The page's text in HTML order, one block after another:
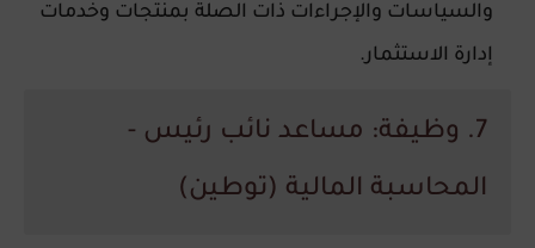
والسياسات والإجراءات ذات الصلة بمنتجات وخدمات
إدارة الاستثمار.
7. وظيفة: مساعد نائب رئيس -
المحاسبة المالية (توطين)